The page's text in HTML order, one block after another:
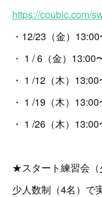
https://coubic.com/
・12/23（金）
・ 1 / 6（金）13:00
・ 1 /12（木）
・ 1 /19（木）
・ 1 /26（木）
★スタート練習会（
少人数制（4名）で